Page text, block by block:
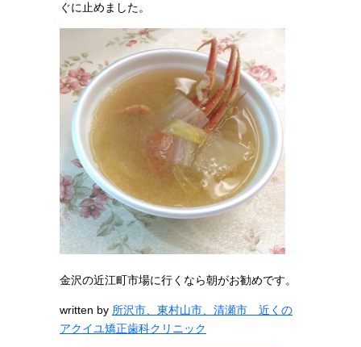
ぐに止めました。
金沢の近江町市場に行くなら朝がお勧めです。
written by 所沢市、東村山市、清瀬市 近くの
アクイユ矯正歯科クリニック